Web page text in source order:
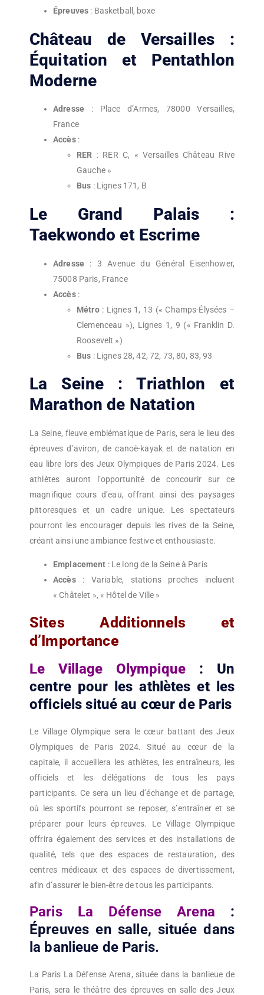
Épreuves : Basketball, boxe
Château de Versailles :
Équitation et Pentathlon
Moderne
Adresse : Place d’Armes, 78000 Versailles,
France
Accès:
RER : RER C, « Versailles Château Rive
Gauche »
Bus : Lignes 171, B
Le Grand Palais :
Taekwondo et Escrime
Adresse : 3 Avenue du Général Eisenhower,
75008 Paris, France
Accès:
Métro: Lignes 1, 13 (« Champs-Élysées –
Clemenceau »), Lignes 1, 9 (« Franklin D.
Roosevelt »)
Bus : Lignes 28, 42, 72, 73, 80, 83, 93
La Seine : Triathlon et
Marathon de Natation
La Seine, fleuve emblématique de Paris, sera le lieu des
épreuves d’aviron, de canoë-kayak et de natation en
eau libre lors des Jeux Olympiques de Paris 2024. Les
athlètes auront l’opportunité de concourir sur ce
magnifique cours d’eau, offrant ainsi des paysages
pittoresques et un cadre unique. Les spectateurs
pourront les encourager depuis les rives de la Seine,
créant ainsi une ambiance festive et enthousiaste.
Emplacement : Le long de la Seine à Paris
Accès: Variable, stations proches incluent
« Châtelet », « Hôtel de Ville »
Sites Additionnels et
d’Importance
Le Village Olympique : Un
centre pour les athlètes et les
officiels situé au cœur de Paris
Le Village Olympique sera le cœur battant des Jeux
Olympiques de Paris 2024. Situé au cœur de la
capitale, il accueillera les athlètes, les entraîneurs, les
officiels et les délégations de tous les pays
participants. Ce sera un lieu d’échange et de partage,
où les sportifs pourront se reposer, s’entraîner et se
préparer pour leurs épreuves. Le Village Olympique
offrira également des services et des installations de
qualité, tels que des espaces de restauration, des
centres médicaux et des espaces de divertissement,
afin d’assurer le bien-être de tous les participants.
Paris La Défense Arena :
Épreuves en salle, située dans
la banlieue de Paris.
La Paris La Défense Arena, située dans la banlieue de
Paris, sera le théâtre des épreuves en salle des Jeux